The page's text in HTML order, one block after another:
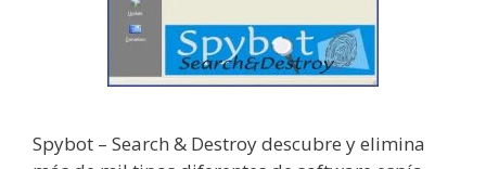
Spybot – Search & Destroy descubre y elimina